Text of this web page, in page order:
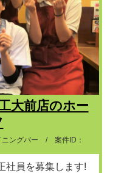
大前店のホー
ングバー / 案件ID：
社員を募集します!